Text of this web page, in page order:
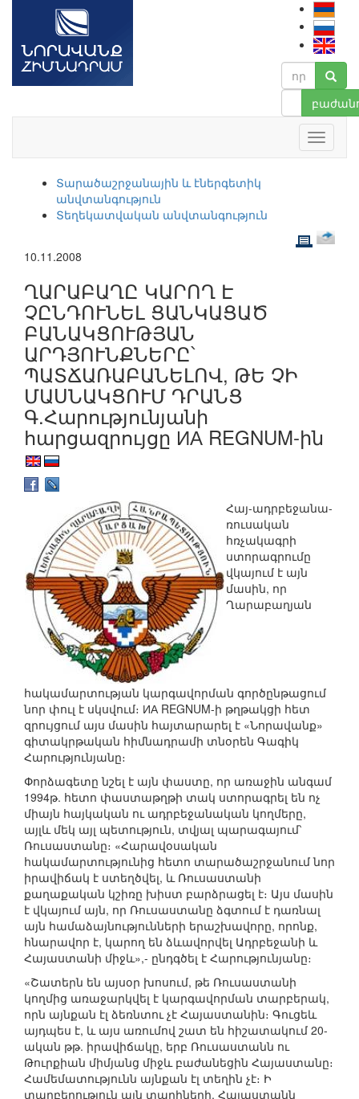
Տարածաշրջանային և էներգետիկ
անվտանգություն
Տեղեկատվական անվտանգություն
10.11.2008
ՂԱՐԱԲԱՂԸ ԿԱՐՈՂ Է
ՉԸՆԴՈՒՆԵԼ ՑԱՆԿԱՑԱԾ
ԲԱՆԱԿՑՈՒԹՅԱՆ
ԱՐԴՅՈՒՆՔՆԵՐԸ՝
ՊԱՏՃԱՌԱԲԱՆԵԼՈՎ, ԹԵ ՉԻ
ՄԱՍՆԱԿՑՈՒՄ ԴՐԱՆՑ
Գ.Հարությունյանի
հարցազրույցը ИА REGNUM-ին
Հայ-ադրբեջանա-
ռուսական
հռչակագրի
ստորագրումը
վկայում է այն
մասին, որ
Ղարաբաղյան
հակամարտության կարգավորման գործընթացում
նոր փուլ է սկսվում։ ИА REGNUM-ի թղթակցի հետ
զրույցում այս մասին հայտարարել է «Նորավանք»
գիտակրթական հիմնադրամի տնօրեն Գագիկ
Հարությունյանը։
Փորձագետը նշել է այն փաստը, որ առաջին անգամ
1994թ. հետո փաստաթղթի տակ ստորագրել են ոչ
միայն հայկական ու ադրբեջանական կողմերը,
այլև մեկ այլ պետություն, տվյալ պարագայում՝
Ռուսաստանը։ «Հարավօսական
հակամարտությունից հետո տարածաշրջանում նոր
իրավիճակ է ստեղծվել, և Ռուսաստանի
քաղաքական կշիռը խիստ բարձրացել է։ Այս մասին
է վկայում այն, որ Ռուսաստանը ձգտում է դառնալ
այն համաձայնությունների երաշխավորը, որոնք,
հնարավոր է, կարող են ձևավորվել Ադրբեջանի և
Հայաստանի միջև»,- ընդգծել է Հարությունյանը։
«Շատերն են այսօր խոսում, թե Ռուսաստանի
կողմից առաջարկվել է կարգավորման տարբերակ,
որն այնքան էլ ձեռնտու չէ Հայաստանին։ Գուցեև
այդպես է, և այս առումով շատ են հիշատակում 20-
ական թթ. իրավիճակը, երբ Ռուսաստանն ու
Թուրքիան միմյանց միջև բաժանեցին Հայաստանը։
Համեմատությունն այնքան էլ տեղին չէ։ Ի
տարբերություն այն տարիների, Հայաստանն